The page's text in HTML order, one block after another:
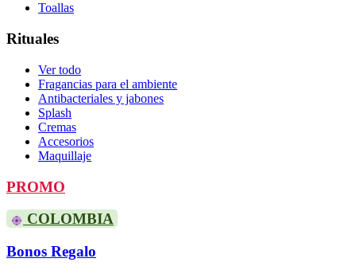
Toallas
Rituales
Ver todo
Fragancias para el ambiente
Antibacteriales y jabones
Splash
Cremas
Accesorios
Maquillaje
PROMO
COLOMBIA
Bonos Regalo